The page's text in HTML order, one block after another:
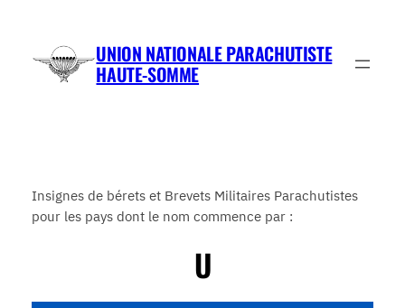
contenu
UNION NATIONALE PARACHUTISTE
HAUTE-SOMME
Insignes de bérets et Brevets Militaires Parachutistes
pour les pays dont le nom commence par :
U